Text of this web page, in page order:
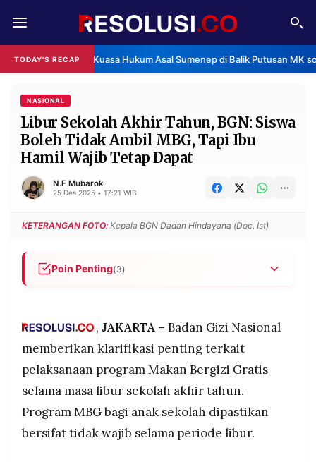
TODAY'S RECAP
Rozi, Kuasa Hukum Asal Sumenep di Balik Putusan MK soal MBG •
REDAKSI TENTANG
RESOLUSI IKLAN
RUBRIKASI
EDITORIAL AKSARA
FINANSIA PERSONA
POLICY WARGA
INFORMASI
IKLAN
KIRIM
TULISAN
PENGADUAN TERM
SERVICE
NASIONAL
Libur Sekolah Akhir Tahun, BGN: Siswa
Boleh Tidak Ambil MBG, Tapi Ibu
Hamil Wajib Tetap Dapat
N.F Mubarok
25 Des 2025 • 17:21 WIB
KETERANGAN FOTO: Kepala BGN Dadan Hindayana (Doc. Ist)
Poin Penting(3)
keluarga yang berlibur atau ada kendala teknis
tersedia bagi yang membutuhkan.
MBG untuk ibu hamil, ibu menyusui, dan balita
(Kelompok B3) tidak boleh terputus karena
berada dalam fase krusial 1.000 Hari Pertama
Kehidupan yang merupakan golden time
pembentukan kesehatan dan kecerdasan anak.
, JAKARTA – Badan Gizi Nasional
memberikan klarifikasi penting terkait
pelaksanaan program Makan Bergizi Gratis
selama masa libur sekolah akhir tahun.
Program MBG bagi anak sekolah dipastikan
bersifat tidak wajib selama periode libur.